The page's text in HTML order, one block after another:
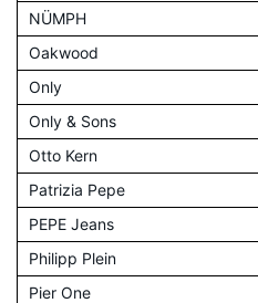
NÜMPH
Oakwood
Only
Only & Sons
Otto Kern
Patrizia Pepe
PEPE Jeans
Philipp Plein
Pier One